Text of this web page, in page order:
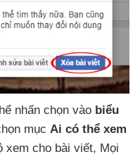
nhấn chọn vào biểu
mục Ai có thể xem
xem cho bài viết, Mọi